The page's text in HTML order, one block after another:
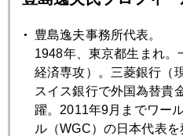
・アテネ証券取引所。銀行株の
手株化している。上向き曲線を
しい。
豊島逸夫事務所代表。
1948年、東京都生まれ
経済専攻）。三菱銀行（
スイス銀行で外国為替貴
躍。2011年9月までワー
ル（WGC）の日本代表